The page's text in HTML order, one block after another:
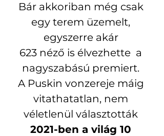
Bár akkoriban még csak
egy terem üzemelt,
egyszerre akár
623 néző is élvezhette  a
nagyszabású premiert.
A Puskin vonzereje máig
vitathatatlan, nem
véletlenül választották
2021-ben a világ 10